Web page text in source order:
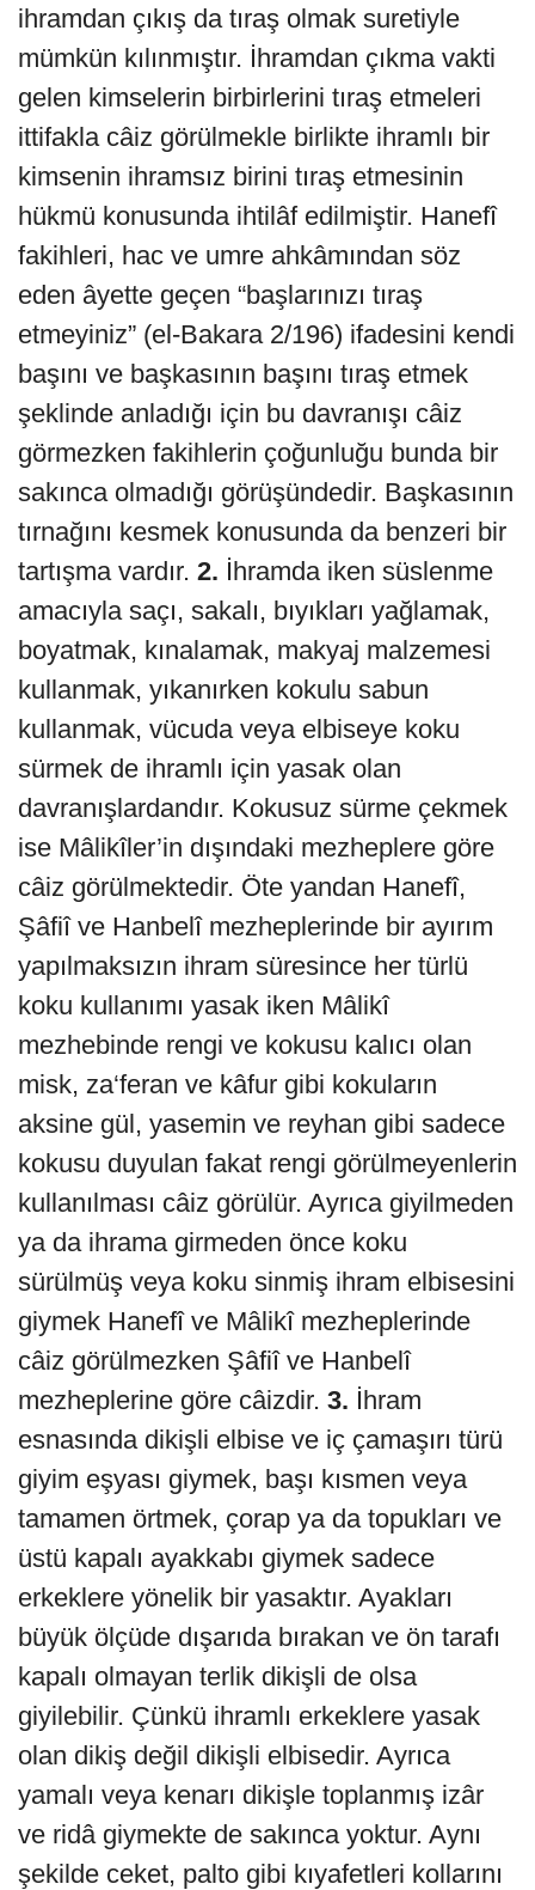
ihramdan çıkış da tıraş olmak suretiyle
mümkün kılınmıştır. İhramdan çıkma vakti
gelen kimselerin birbirlerini tıraş etmeleri
ittifakla câiz görülmekle birlikte ihramlı bir
kimsenin ihramsız birini tıraş etmesinin
hükmü konusunda ihtilâf edilmiştir. Hanefî
fakihleri, hac ve umre ahkâmından söz
eden âyette geçen “başlarınızı tıraş
etmeyiniz” (el-Bakara 2/196) ifadesini kendi
başını ve başkasının başını tıraş etmek
şeklinde anladığı için bu davranışı câiz
görmezken fakihlerin çoğunluğu bunda bir
sakınca olmadığı görüşündedir. Başkasının
tırnağını kesmek konusunda da benzeri bir
tartışma vardır. 2. İhramda iken süslenme
amacıyla saçı, sakalı, bıyıkları yağlamak,
boyatmak, kınalamak, makyaj malzemesi
kullanmak, yıkanırken kokulu sabun
kullanmak, vücuda veya elbiseye koku
sürmek de ihramlı için yasak olan
davranışlardandır. Kokusuz sürme çekmek
ise Mâlikîler’in dışındaki mezheplere göre
câiz görülmektedir. Öte yandan Hanefî,
Şâfiî ve Hanbelî mezheplerinde bir ayırım
yapılmaksızın ihram süresince her türlü
koku kullanımı yasak iken Mâlikî
mezhebinde rengi ve kokusu kalıcı olan
misk, za‘feran ve kâfur gibi kokuların
aksine gül, yasemin ve reyhan gibi sadece
kokusu duyulan fakat rengi görülmeyenlerin
kullanılması câiz görülür. Ayrıca giyilmeden
ya da ihrama girmeden önce koku
sürülmüş veya koku sinmiş ihram elbisesini
giymek Hanefî ve Mâlikî mezheplerinde
câiz görülmezken Şâfiî ve Hanbelî
mezheplerine göre câizdir. 3. İhram
esnasında dikişli elbise ve iç çamaşırı türü
giyim eşyası giymek, başı kısmen veya
tamamen örtmek, çorap ya da topukları ve
üstü kapalı ayakkabı giymek sadece
erkeklere yönelik bir yasaktır. Ayakları
büyük ölçüde dışarıda bırakan ve ön tarafı
kapalı olmayan terlik dikişli de olsa
giyilebilir. Çünkü ihramlı erkeklere yasak
olan dikiş değil dikişli elbisedir. Ayrıca
yamalı veya kenarı dikişle toplanmış izâr
ve ridâ giymekte de sakınca yoktur. Aynı
şekilde ceket, palto gibi kıyafetleri kollarını